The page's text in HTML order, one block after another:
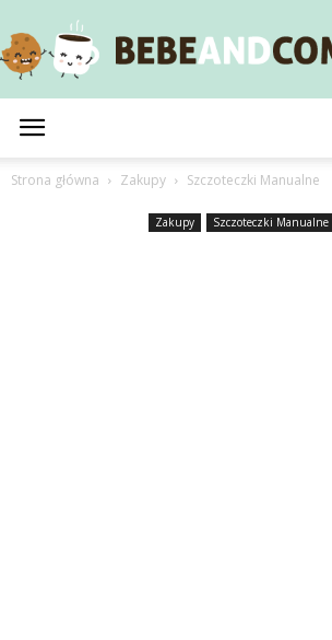
Strona główna Zakupy Szczoteczki Manualne
Zakupy Szczoteczki Manualne